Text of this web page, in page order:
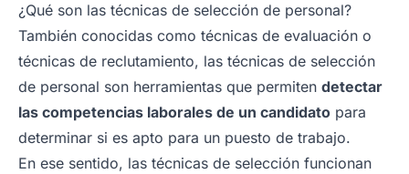
¿Qué son las técnicas de selección de personal?
También conocidas como técnicas de evaluación o
técnicas de reclutamiento, las técnicas de selección
de personal son herramientas que permiten detectar
las competencias laborales de un candidato para
determinar si es apto para un puesto de trabajo.
En ese sentido, las técnicas de selección funcionan